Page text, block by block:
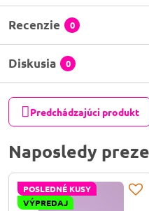
Recenzie 0
Diskusia 0
Predchádzajúci produkt
Naposledy
POSLEDNÉ KUSY
VÝPREDAJ